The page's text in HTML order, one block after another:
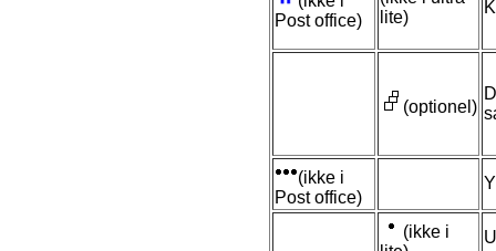
Post office)
lite)
(optionel)
(ikke i
Post office)
(ikke i